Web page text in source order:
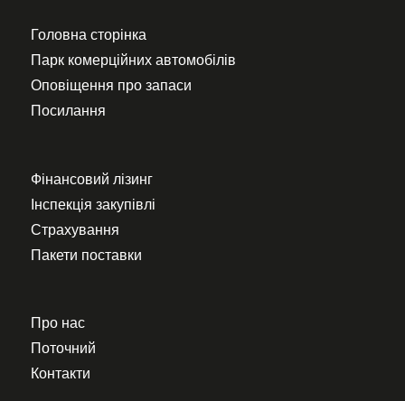
Головна сторінка
Парк комерційних автомобілів
Оповіщення про запаси
Посилання
Фінансовий лізинг
Інспекція закупівлі
Страхування
Пакети поставки
Про нас
Поточний
Контакти